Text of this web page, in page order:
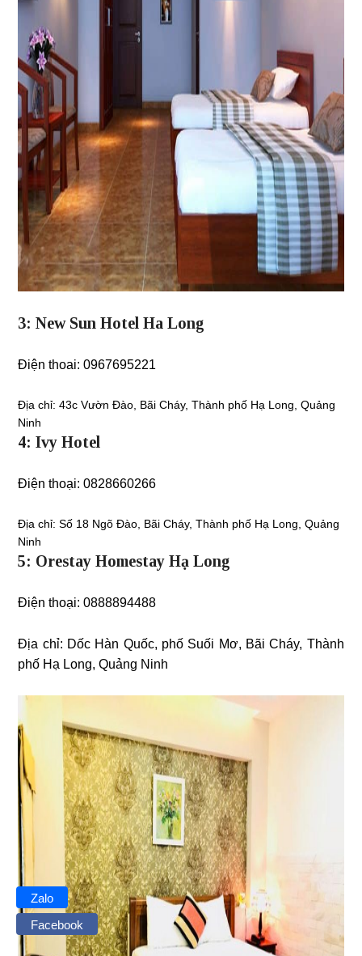
3: New Sun Hotel Ha Long
Điện thoai: 0967695221
Địa chỉ:43c Vườn Đào, Bãi Cháy, Thành phố Hạ Long, Quảng
Ninh
4: Ivy Hotel
Điện thoại: 0828660266
Địa chỉ:Số 18 Ngõ Đào, Bãi Cháy, Thành phố Hạ Long, Quảng
Ninh
5: Orestay Homestay Hạ Long
Điện thoại: 0888894488
Địa chỉ: Dốc Hàn Quốc, phố Suối Mơ, Bãi Cháy, Thành
phố Hạ Long, Quảng Ninh
Zalo
Facebook